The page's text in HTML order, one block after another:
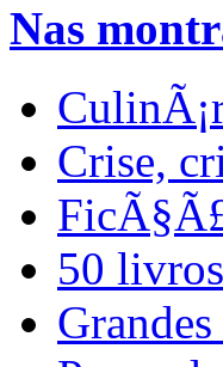
Nas
Crise,
50